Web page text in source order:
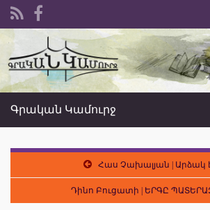
Search for:
Գրական Կամուրջ
Հաս Չախալյան | Արձակ
Դինո Բուցատի | ԵՐԳԸ